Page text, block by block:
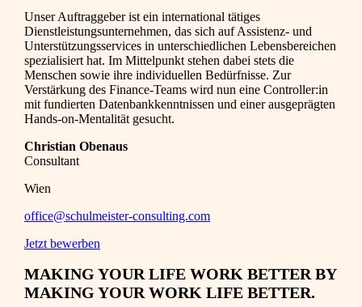
Unser Auftraggeber ist ein international tätiges
Dienstleistungsunternehmen, das sich auf Assistenz- und
Unterstützungsservices in unterschiedlichen Lebensbereichen
spezialisiert hat. Im Mittelpunkt stehen dabei stets die
Menschen sowie ihre individuellen Bedürfnisse. Zur
Verstärkung des Finance-Teams wird nun eine Controller:in
mit fundierten Datenbankkenntnissen und einer ausgeprägten
Hands-on-Mentalität gesucht.
Christian Obenaus
Consultant
Wien
office@schulmeister-consulting.com
Jetzt bewerben
MAKING YOUR LIFE WORK BETTER BY
MAKING YOUR WORK LIFE BETTER.